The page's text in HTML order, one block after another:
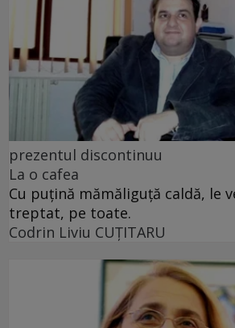
prezentul discontinuu
La o cafea
Cu puţină mămăliguţă caldă, le
treptat, pe toate.
Codrin Liviu CUŢITARU